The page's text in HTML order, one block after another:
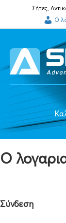
Σήτες,
Ο
O
Σύνδεση